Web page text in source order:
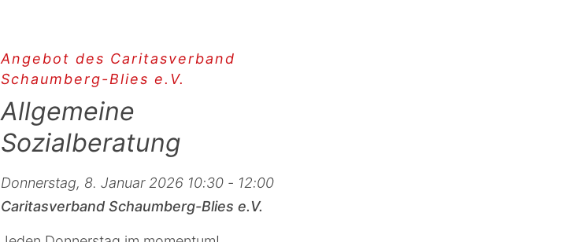
Angebot des Caritasverband
Schaumberg-Blies e.V.
Allgemeine
Sozialberatung
Donnerstag, 8. Januar 2026 10:30 - 12:00
Caritasverband Schaumberg-Blies e.V.